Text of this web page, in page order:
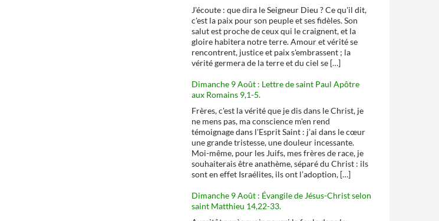
J'écoute : que dira le Seigneur Dieu ? Ce qu'il dit,
c'est la paix pour son peuple et ses fidèles. Son
salut est proche de ceux qui le craignent, et la
gloire habitera notre terre. Amour et vérité se
rencontrent, justice et paix s'embrassent ; la
vérité germera de la terre et du ciel se […]
Dimanche 9 Août : Lettre de saint Paul Apôtre
aux Romains 9,1-5.
Frères, c'est la vérité que je dis dans le Christ, je
ne mens pas, ma conscience m'en rend
témoignage dans l'Esprit Saint : j’ai dans le cœur
une grande tristesse, une douleur incessante.
Moi-même, pour les Juifs, mes frères de race, je
souhaiterais être anathème, séparé du Christ : ils
sont en effet Israélites, ils ont l’adoption, […]
Dimanche 9 Août : Évangile de Jésus-Christ selon
saint Matthieu 14,22-33.